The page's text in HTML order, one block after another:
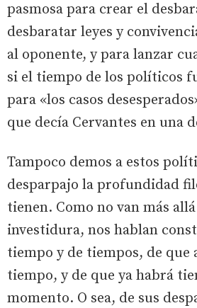
pasmosa para crear el
desbaratar leyes y
al oponente, y para lanzar
si el tiempo de los políticos
para «los casos
que decía Cervantes en una
Tampoco demos a estos
desparpajo la profundidad
tienen. Como no van más
investidura, nos hablan
tiempo y de tiempos, de que
tiempo, y de que ya habrá
momento. O sea, de sus